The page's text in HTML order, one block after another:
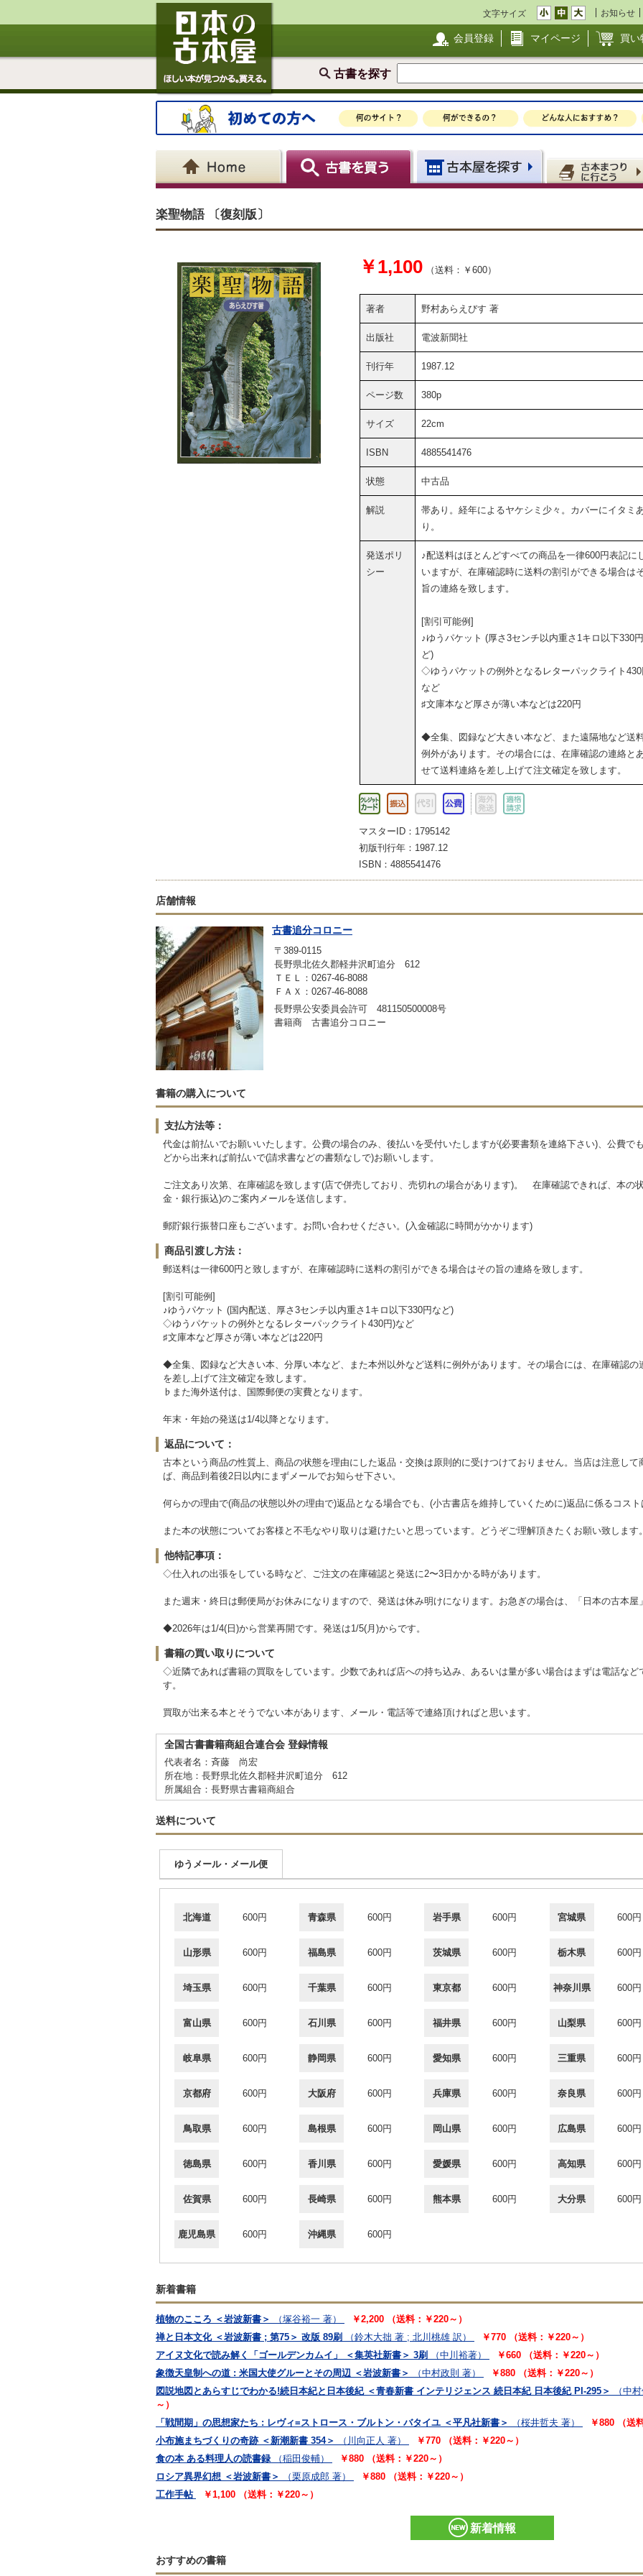
文字サイズ お知らせ
会員登録 マイページ 買い
古書を探す
楽聖物語 〔復刻版〕
￥1,100 （送料：￥600）
著者 野村あらえびす 著
出版社 電波新聞社
刊行年 1987.12
ページ数 380p
サイズ 22cm
ISBN 4885541476
状態 中古品
解説
帯あり。経年によるヤケシミ少々。カバーにイタミ
り。
発送ポリ
シー
♪配送料はほとんどすべての商品を一律600円表記に
いますが、在庫確認時に送料の割引ができる場合は
旨の連絡を致します。
[割引可能例]
♪ゆうパケット (厚さ3センチ以内重さ1キロ以下330
ど)
◇ゆうパケットの例外となるレターパックライト430
など
♯文庫本など厚さが薄い本などは220円
◆全集、図録など大きい本など、また遠隔地など送
例外があります。その場合には、在庫確認の連絡と
せて送料連絡を差し上げて注文確定を致します。
マスターID：1795142
初版刊行年：1987.12
ISBN：4885541476
店舗情報
古書追分コロニー
〒389-0115
長野県北佐久郡軽井沢町追分 612
ＴＥＬ：0267-46-8088
ＦＡＸ：0267-46-8088
長野県公安委員会許可 481150500008号
書籍商 古書追分コロニー
書籍の購入について
支払方法等：
代金は前払いでお願いいたします。公費の場合のみ、後払いを受付いたしますが(必要書類を連絡下さい)、公費で
どから出来れば前払いで(請求書などの書類なしで)お願いします。
ご注文あり次第、在庫確認を致します(店で併売しており、売切れの場合があります)。 在庫確認できれば、本の
金・銀行振込)のご案内メールを送信します。
郵貯銀行振替口座もございます。お問い合わせください。(入金確認に時間がかかります)
商品引渡し方法：
郵送料は一律600円と致しますが、在庫確認時に送料の割引ができる場合はその旨の連絡を致します。
[割引可能例]
♪ゆうパケット (国内配送、厚さ3センチ以内重さ1キロ以下330円など)
◇ゆうパケットの例外となるレターパックライト430円)など
♯文庫本など厚さが薄い本などは220円
◆全集、図録など大きい本、分厚い本など、また本州以外など送料に例外があります。その場合には、在庫確認
を差し上げて注文確定を致します。
♭また海外送付は、国際郵便の実費となります。
年末・年始の発送は1/4以降となります。
返品について：
古本という商品の性質上、商品の状態を理由にした返品・交換は原則的に受けつけておりません。当店は注意し
ば、商品到着後2日以内にまずメールでお知らせ下さい。
何らかの理由で(商品の状態以外の理由で)返品となる場合でも、(小古書店を維持していくために)返品に係るコスト
また本の状態についてお客様と不毛なやり取りは避けたいと思っています。どうぞご理解頂きたくお願い致します。
他特記事項：
◇仕入れの出張をしている時など、ご注文の在庫確認と発送に2〜3日かかる時があります。
また週末・終日は郵便局がお休みになりますので、発送は休み明けになります。お急ぎの場合は、「日本の古本屋
◆2026年は1/4(日)から営業再開です。発送は1/5(月)からです。
書籍の買い取りについて
◇近隣であれば書籍の買取をしています。少数であれば店への持ち込み、あるいは量が多い場合はまずは電話など
す。
買取が出来る本とそうでない本があります、メール・電話等で連絡頂ければと思います。
全国古書書籍商組合連合会 登録情報
代表者名：斉藤 尚宏
所在地：長野県北佐久郡軽井沢町追分 612
所属組合：長野県古書籍商組合
送料について
ゆうメール・メール便
北海道 600円 青森県 600円 岩手県 600円 宮城県 600円
山形県 600円 福島県 600円 茨城県 600円 栃木県 600円
埼玉県 600円 千葉県 600円 東京都 600円 神奈川県 600円
富山県 600円 石川県 600円 福井県 600円 山梨県 600円
岐阜県 600円 静岡県 600円 愛知県 600円 三重県 600円
京都府 600円 大阪府 600円 兵庫県 600円 奈良県 600円
鳥取県 600円 島根県 600円 岡山県 600円 広島県 600円
徳島県 600円 香川県 600円 愛媛県 600円 高知県 600円
佐賀県 600円 長崎県 600円 熊本県 600円 大分県 600円
鹿児島県 600円 沖縄県 600円
新着書籍
植物のこころ ＜岩波新書＞ （塚谷裕一 著）
￥2,200 （送料：￥220～）
禅と日本文化 ＜岩波新書 ; 第75＞ 改版 89刷
（鈴木大拙 著 ; 北川桃雄 訳）
￥770 （送料：￥220～）
アイヌ文化で読み解く「ゴールデンカムイ」 ＜集英社新書＞ 3刷
（中川裕著）
￥660 （送料：￥220～）
象徴天皇制への道 : 米国大使グルーとその周辺 ＜岩波新書＞
（中村政則 著）
￥880 （送料：￥220～）
図説地図とあらすじでわかる!続日本紀と日本後紀 ＜青春新書 インテリジェンス 続日本紀 日本後紀 PI-295＞
（中
～）
「戦間期」の思想家たち : レヴィ=ストロース・ブルトン・バタイユ ＜平凡社新書＞
（桜井哲夫 著）
￥880 （送
小布施まちづくりの奇跡 ＜新潮新書 354＞
（川向正人 著）
￥770 （送料：￥220～）
食の本 ある料理人の読書録
（稲田俊輔）
￥880 （送料：￥220～）
ロシア異界幻想 ＜岩波新書＞
（栗原成郎 著）
￥880 （送料：￥220～）
工作手帖
￥1,100 （送料：￥220～）
新着情報
おすすめの書籍